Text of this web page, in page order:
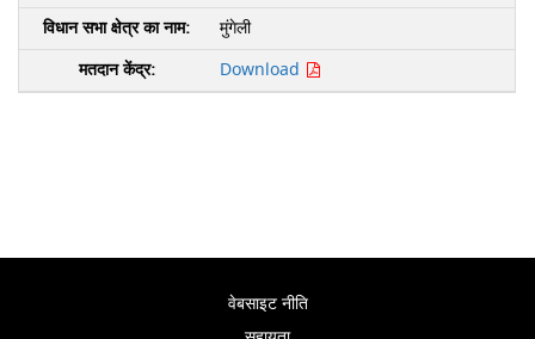
मुंगेली
Download
वेबसाइट नीति